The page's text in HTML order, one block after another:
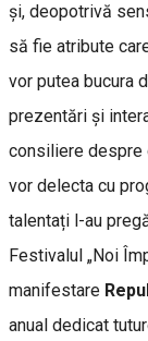
și, deopotrivă
să fie atribute
vor putea bucura
prezentări și
consiliere despre
vor delecta cu
talentați l-au
Festivalul „Noi
manifestare
anual dedicat